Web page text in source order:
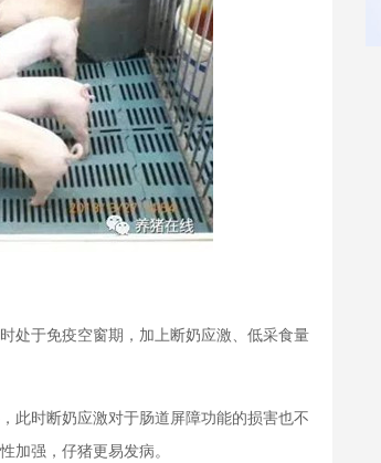
处于免疫空窗期，加上断奶应激、低采食量
此时断奶应激对于肠道屏障功能的损害也不
加强，仔猪更易发病。